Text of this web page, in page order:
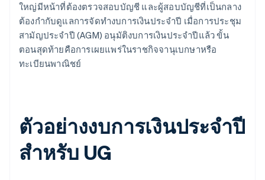
ใหญ่มีหน้าที่ต้องตรวจสอบบัญชี และผู้สอบบัญชีที่เป็นกลาง
ต้องกำกับดูแลการจัดทำงบการเงินประจำปี เมื่อการประชุม
สามัญประจำปี (AGM) อนุมัติงบการเงินประจำปีแล้ว ขั้น
ตอนสุดท้ายคือการเผยแพร่ในราชกิจจานุเบกษาหรือ
ทะเบียนพาณิชย์
ตัวอย่างงบการเงินประจำปี
สำหรับ UG